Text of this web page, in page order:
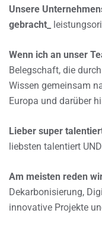
Unsere
gebracht_
Wenn ich an unser
Belegschaft, die
Wissen gemeinsam
Europa und darüber
Lieber super
liebsten talentiert
Am meisten reden wir
Dekarbonisierung,
innovative Projekte